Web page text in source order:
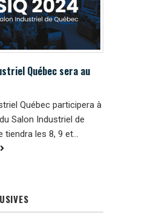
Québec sera au
Québec participera à
Salon Industriel de
tiendra les 8, 9 et...